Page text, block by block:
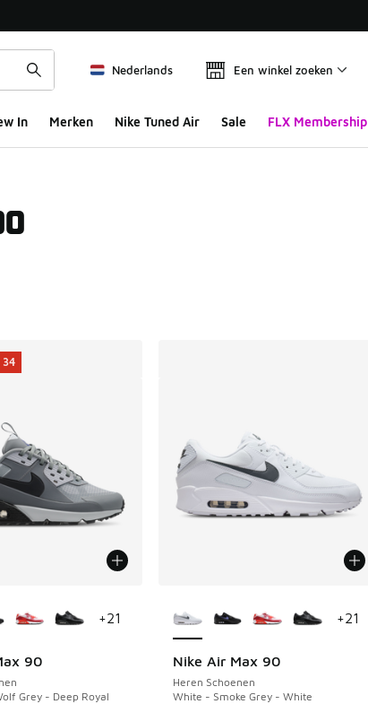
Nederlands Een winkel zoeken
In Merken Nike Tuned Air Sale FLX Membership
90
Grey - Deep Royal
34
+21
34
Nike Air Max 90
Heren Schoenen
White - Smoke Grey - White
+21